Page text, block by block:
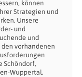
können
Strategien und
Unsere
und
und
vorhandenen
Schöndorf,
Wuppertal.